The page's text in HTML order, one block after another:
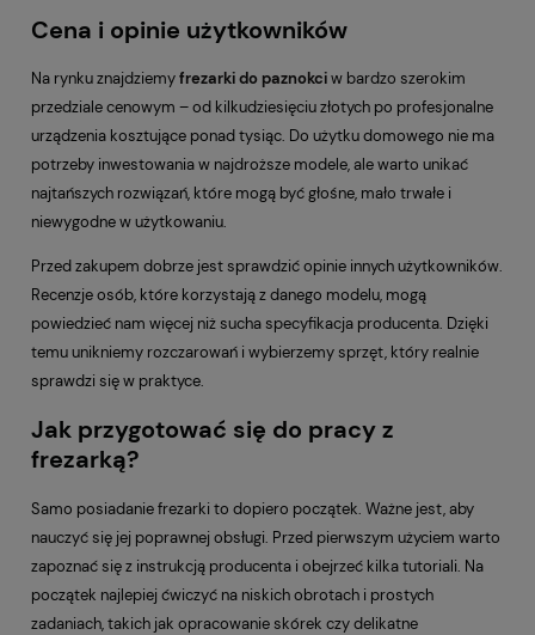
Cena i opinie użytkowników
Na rynku znajdziemyfrezarki do paznokciw bardzo szerokim
przedziale cenowym – od kilkudziesięciu złotych po profesjonalne
urządzenia kosztujące ponad tysiąc. Do użytku domowego nie ma
potrzeby inwestowania w najdroższe modele, ale warto unikać
najtańszych rozwiązań, które mogą być głośne, mało trwałe i
niewygodne w użytkowaniu.
Przed zakupem dobrze jest sprawdzić opinie innych użytkowników.
Recenzje osób, które korzystają z danego modelu, mogą
powiedzieć nam więcej niż sucha specyfikacja producenta. Dzięki
temu unikniemy rozczarowań i wybierzemy sprzęt, który realnie
sprawdzi się w praktyce.
Jak przygotować się do pracy z
frezarką?
Samo posiadanie frezarki to dopiero początek. Ważne jest, aby
nauczyć się jej poprawnej obsługi. Przed pierwszym użyciem warto
zapoznać się z instrukcją producenta i obejrzeć kilka tutoriali. Na
początek najlepiej ćwiczyć na niskich obrotach i prostych
zadaniach, takich jak opracowanie skórek czy delikatne